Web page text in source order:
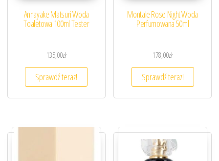
Annayake Matsuri Woda
Toaletowa 100ml Tester
135,00zł
Sprawdź teraz!
Montale Rose Night Woda
Perfumowana 50ml
178,00zł
Sprawdź teraz!